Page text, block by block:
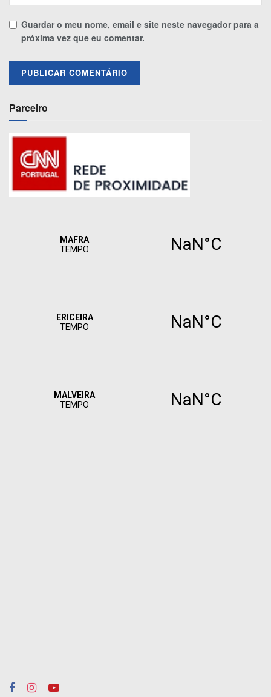
Guardar o meu nome, email e site neste navegador para a
próxima vez que eu comentar.
Parceiro